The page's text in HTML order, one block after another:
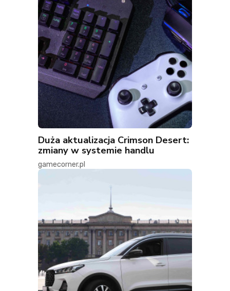
Duża aktualizacja Crimson Desert:
zmiany w systemie handlu
gamecorner.pl